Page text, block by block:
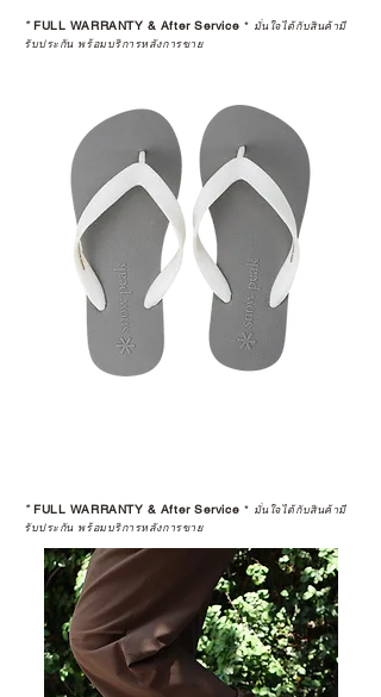
*FULL WARRANTY & After Service * มั่นใจได้กับสินค้ามี
รับประกัน พร้อมบริการหลังการขาย
*FULL WARRANTY & After Service * มั่นใจได้กับสินค้ามี
รับประกัน พร้อมบริการหลังการขาย